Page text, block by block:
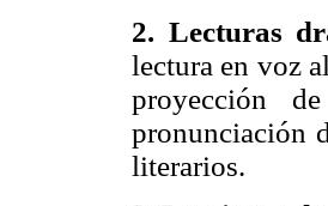
2. Lecturas
lectura en voz
proyección
pronunciación
literarios.